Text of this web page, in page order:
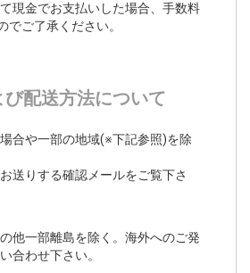
現金でお支払いした場合、手数料
でご了承ください。
配送方法について
合や一部の地域(※下記参照)を除
送りする確認メールをご覧下さ
他一部離島を除く。海外へのご発
合わせ下さい。